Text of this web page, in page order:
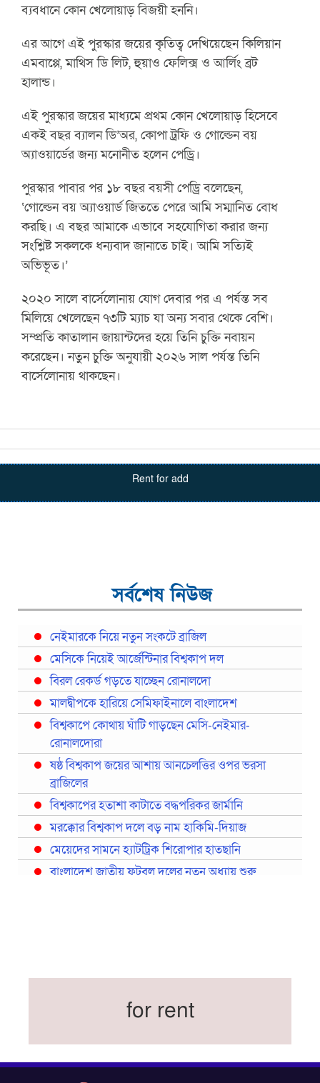
ব্যবধানে কোন খেলোয়াড় বিজয়ী হননি।
এর আগে এই পুরস্কার জয়ের কৃতিত্ব দেখিয়েছেন কিলিয়ান
এমবাপ্পে, মাথিস ডি লিট, হুয়াও ফেলিক্স ও আর্লিং ব্রট
হালান্ড।
এই পুরস্কার জয়ের মাধ্যমে প্রথম কোন খেলোয়াড় হিসেবে
একই বছর ব্যালন ডি’অর, কোপা ট্রফি ও গোল্ডেন বয়
অ্যাওয়ার্ডের জন্য মনোনীত হলেন পেড্রি।
পুরস্কার পাবার পর ১৮ বছর বয়সী পেড্রি বলেছেন,
‘গোল্ডেন বয় অ্যাওয়ার্ড জিততে পেরে আমি সম্মানিত বোধ
করছি। এ বছর আমাকে এভাবে সহযোগিতা করার জন্য
সংশ্লিষ্ট সকলকে ধন্যবাদ জানাতে চাই। আমি সত্যিই
অভিভূত।’
২০২০ সালে বার্সেলোনায় যোগ দেবার পর এ পর্যন্ত সব
মিলিয়ে খেলেছেন ৭৩টি ম্যাচ যা অন্য সবার থেকে বেশি।
সম্প্রতি কাতালান জায়ান্টদের হয়ে তিনি চুক্তি নবায়ন
করেছেন। নতুন চুক্তি অনুযায়ী ২০২৬ সাল পর্যন্ত তিনি
বার্সেলোনায় থাকছেন।
Rent for add
সর্বশেষ নিউজ
নেইমারকে নিয়ে নতুন সংকটে ব্রাজিল
মেসিকে নিয়েই আর্জেন্টিনার বিশ্বকাপ দল
বিরল রেকর্ড গড়তে যাচ্ছেন রোনালদো
মালদ্বীপকে হারিয়ে সেমিফাইনালে বাংলাদেশ
বিশ্বকাপে কোথায় ঘাঁটি গাড়ছেন মেসি-নেইমার-
রোনালদোরা
ষষ্ঠ বিশ্বকাপ জয়ের আশায় আনচেলত্তির ওপর ভরসা
ব্রাজিলের
বিশ্বকাপের হতাশা কাটাতে বদ্ধপরিকর জার্মানি
মরক্কোর বিশ্বকাপ দলে বড় নাম হাকিমি-দিয়াজ
মেয়েদের সামনে হ্যাটট্রিক শিরোপার হাতছানি
বাংলাদেশ জাতীয় ফুটবল দলের নতুন অধ্যায় শুরু
সরিয়ে নিয়েছে ইরান
বর্ষসেরা ক্রীড়াবিদ ও পপুলার চয়েজসহ ফুটবলার হামজা
ব্রাজিলের বিশ্বকাপ দলে নেইমার, জল্পনার অবসান
for rent